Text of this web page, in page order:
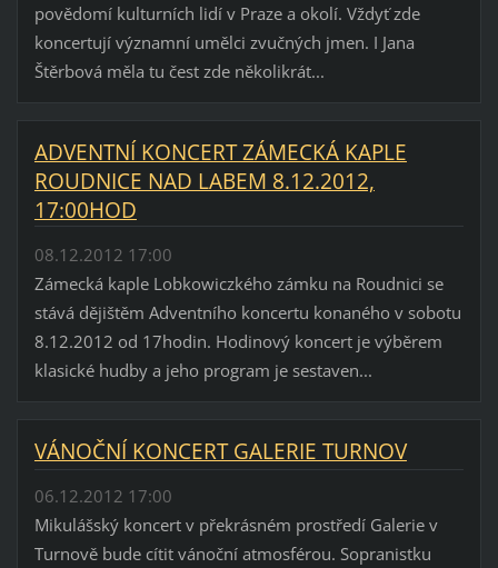
povědomí kulturních lidí v Praze a okolí. Vždyť zde
koncertují významní umělci zvučných jmen. I Jana
Štěrbová měla tu čest zde několikrát...
ADVENTNÍ KONCERT ZÁMECKÁ KAPLE
ROUDNICE NAD LABEM 8.12.2012,
17:00HOD
08.12.2012 17:00
Zámecká kaple Lobkowiczkého zámku na Roudnici se
stává dějištěm Adventního koncertu konaného v sobotu
8.12.2012 od 17hodin. Hodinový koncert je výběrem
klasické hudby a jeho program je sestaven...
VÁNOČNÍ KONCERT GALERIE TURNOV
06.12.2012 17:00
Mikulášský koncert v překrásném prostředí Galerie v
Turnově bude cítit vánoční atmosférou. Sopranistku